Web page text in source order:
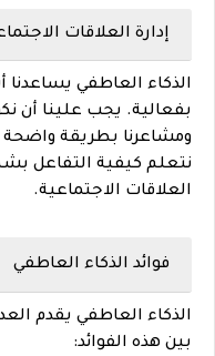
إدارة العلاقات
الذكاء العاطفي يساعدنا
بفعالية. يجب علينا أن
ومشاعرنا بطريقة
نتعلم كيفية التفاعل
العلاقات الاجتماعية.
فوائد الذكاء العاطفي
الذكاء العاطفي يقدم
بين هذه الفوائد: